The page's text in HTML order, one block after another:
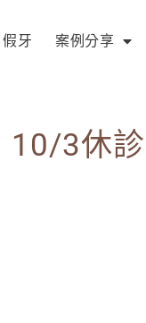
假牙 案例分享
10/3休診